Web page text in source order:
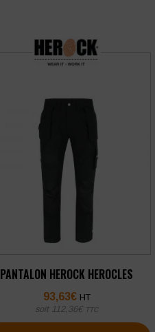
PANTALON HEROCK HEROCLES
93,63€ HT
soit 112,36€ TTC